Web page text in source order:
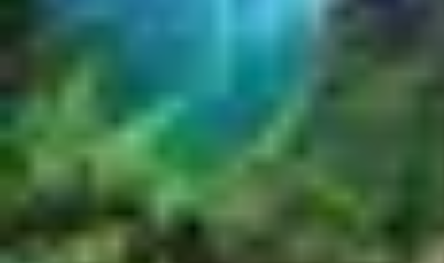
Eco Destinations
Activités Écologiques
Choix et Conseils Inspiration de Voyage
Eco Destinations